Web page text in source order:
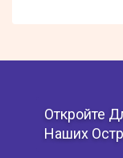
Откройте
Наших